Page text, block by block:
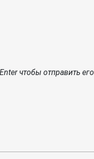
чтобы отправить его